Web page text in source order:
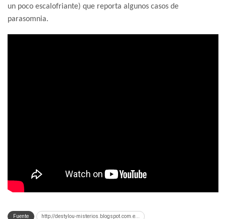
un poco escalofriante) que reporta algunos casos de
parasomnia.
Fuente http://destylou-misterios.blogspot.com.e...